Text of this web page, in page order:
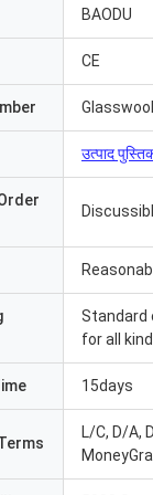
सब कुछ बहुत अच्छा
पहले से ही
BAODU
CE
Glasswool
उत्पाद
Standard
for all
15days
L/C, D/A,